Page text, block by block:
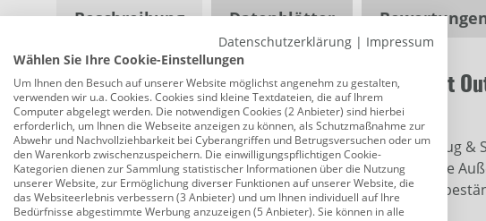
Beschreibung Datenblätter
Paulmann Plug & Shine Spot Plantini Basisset
Produktnummer:0773500003
Auspacken, zusammenstecken, Garten beleuchten: das Plug
Verbindungskabel bietet Ihnen einen idealen Einstieg in die
lassen sich individuell ausrichten und sind absolut
Datenschutzerklärung | Impressum
Wählen Sie Ihre Cookie-Einstellungen
Um Ihnen den Besuch auf unserer Website möglichst angenehm zu gestalten,
verwenden wir u.a. Cookies. Cookies sind kleine Textdateien, die auf Ihrem
Computer abgelegt werden. Die notwendigen Cookies (2 Anbieter) sind hierbei
erforderlich, um Ihnen die Webseite anzeigen zu können, als Schutzmaßnahme zur
Abwehr und Nachvollziehbarkeit bei Cyberangriffen und Betrugsversuchen oder um
den Warenkorb zwischenzuspeichern. Die einwilligungspflichtigen Cookie-
Kategorien dienen zur Sammlung statistischer Informationen über die Nutzung
unserer Website, zur Ermöglichung diverser Funktionen auf unserer Website, die
das Websiteerlebnis verbessern (3 Anbieter) und um Ihnen individuell auf Ihre
Bedürfnisse abgestimmte Werbung anzuzeigen (5 Anbieter). Sie können in alle